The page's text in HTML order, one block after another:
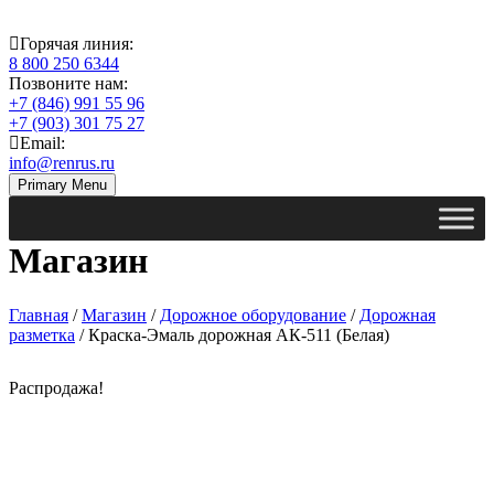
Горячая линия:
8 800 250 6344
Позвоните нам:
+7 (846) 991 55 96
+7 (903) 301 75 27
Email:
info@renrus.ru
Primary Menu
Магазин
Главная /Магазин / Дорожное оборудование / Дорожная
разметка / Краска-Эмаль дорожная АК-511 (Белая)
Распродажа!